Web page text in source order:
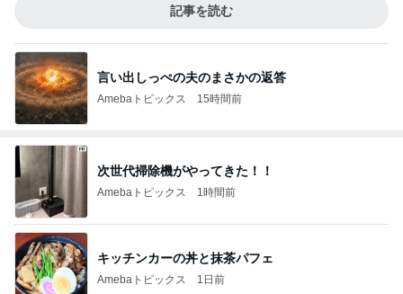
記事を読む
言い出しっぺの夫のまさかの返答
Amebaトピックス 15時間前
次世代掃除機がやってきた！！
Amebaトピックス 1時間前
キッチンカーの丼と抹茶パフェ
Amebaトピックス 1日前